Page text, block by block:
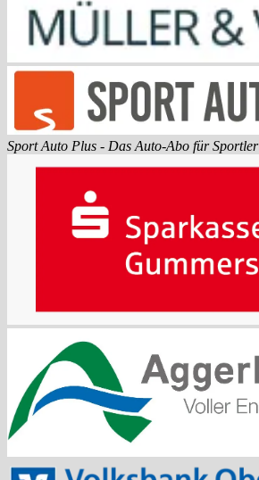
Sport Auto Plus - Das Auto-Abo für Sportler